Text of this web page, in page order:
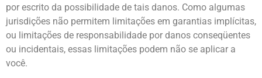
por escrito da possibilidade de tais danos. Como algumas
jurisdições não permitem limitações em garantias implícitas,
ou limitações de responsabilidade por danos conseqüentes
ou incidentais, essas limitações podem não se aplicar a
você.